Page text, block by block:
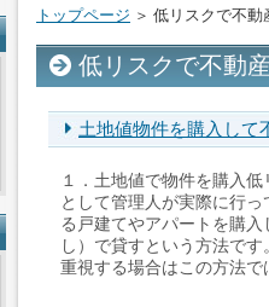
トップページ ＞ 低リスクで不動
低リスクで不動
土地値物件を購入して
１．土地値で物件を購入
として管理人が実際に行
る戸建てやアパートを購
し）で貸すという方法で
重視する場合はこの方法